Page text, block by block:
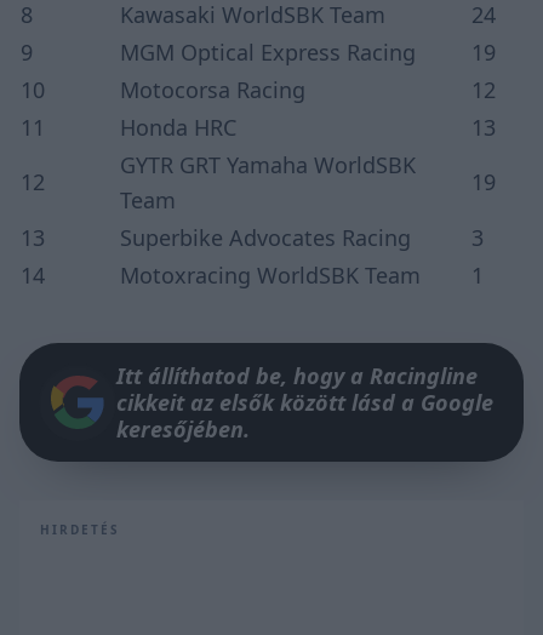
8
Kawasaki WorldSBK Team
24
9
MGM Optical Express Racing
19
10
Motocorsa Racing
12
11
Honda HRC
13
12
GYTR GRT Yamaha WorldSBK
Team
19
13
Superbike Advocates Racing
3
14
Motoxracing WorldSBK Team 1
Itt állíthatod be, hogy a Racingline
cikkeit az elsők között lásd a Google
keresőjében.
HIRDETÉS